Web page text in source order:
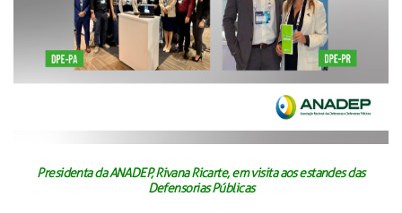
Presidenta da ANADEP, Rivana Ricarte, em visita aos estandes das
Defensorias Públicas